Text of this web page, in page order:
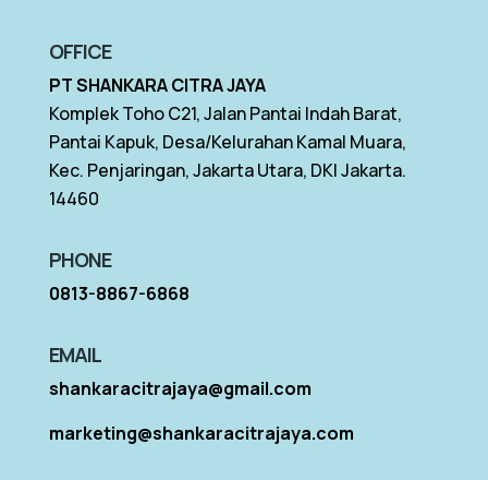
OFFICE
PT SHANKARA CITRA JAYA
Komplek Toho C21, Jalan Pantai Indah Barat,
Pantai Kapuk, Desa/Kelurahan Kamal Muara,
Kec. Penjaringan, Jakarta Utara, DKI Jakarta.
14460
PHONE
0813-8867-6868
EMAIL
shankaracitrajaya@gmail.com
marketing@shankaracitrajaya.com